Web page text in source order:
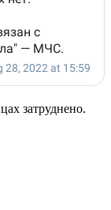
затруднено.